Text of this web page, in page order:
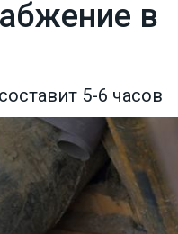
в
5-6 часов